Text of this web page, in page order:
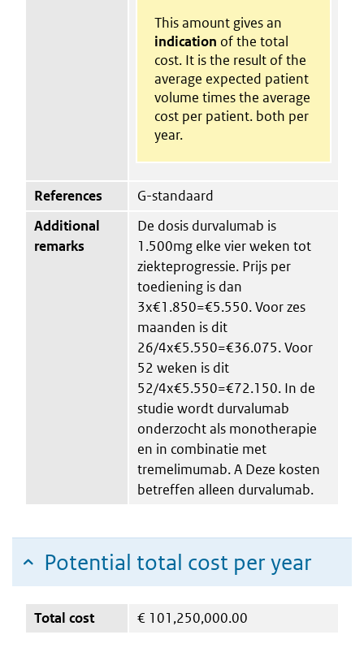
This amount gives an
indication of the total
cost. It is the result of the
average expected patient
volume times the average
cost per patient. both per
year.
References
G-standaard
Additional
remarks
De dosis durvalumab is
1.500mg elke vier weken tot
ziekteprogressie. Prijs per
toediening is dan
3x€1.850=€5.550. Voor zes
maanden is dit
26/4x€5.550=€36.075. Voor
52 weken is dit
52/4x€5.550=€72.150. In de
studie wordt durvalumab
onderzocht als monotherapie
en in combinatie met
tremelimumab. A Deze kosten
betreffen alleen durvalumab.
Potential total cost per year
Total cost € 101,250,000.00